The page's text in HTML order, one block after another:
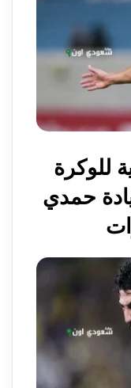
للوكرة
حمدي